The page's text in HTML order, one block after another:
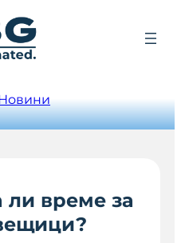
ли време за